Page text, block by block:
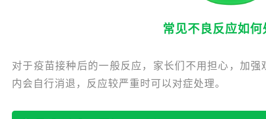
常见不良反应如何
对于疫苗接种后的一般反应，家长们不用担心，加
内会自行消退，反应较严重时可以对症处理。